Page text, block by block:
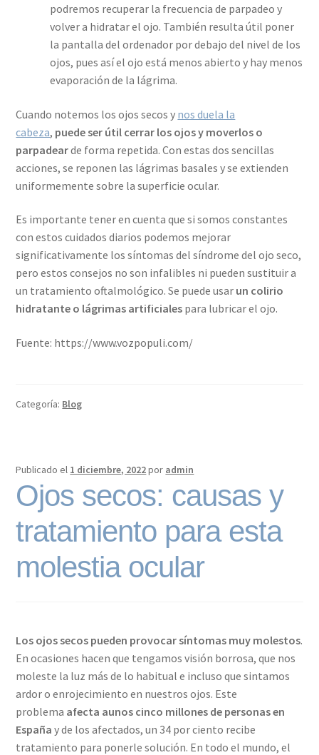
podremos recuperar la frecuencia de parpadeo y
volver a hidratar el ojo. También resulta útil poner
la pantalla del ordenador por debajo del nivel de los
ojos, pues así el ojo está menos abierto y hay menos
evaporación de la lágrima.
Cuando notemos los ojos secos y nos duela la
cabeza, puede ser útil cerrar los ojos y moverlos o
parpadearde forma repetida. Con estas dos sencillas
acciones, se reponen las lágrimas basales y se extienden
uniformemente sobre la superficie ocular.
Es importante tener en cuenta que si somos constantes
con estos cuidados diarios podemos mejorar
significativamente los síntomas del síndrome del ojo seco,
pero estos consejos no son infalibles ni pueden sustituir a
un tratamiento oftalmológico. Se puede usar un colirio
hidratante o lágrimas artificiales para lubricar el ojo.
Fuente: https://www.vozpopuli.com/
Categoría: Blog
Publicado el 1 diciembre, 2022por admin
Ojos secos: causas y
tratamiento para esta
molestia ocular
Los ojos secos pueden provocar síntomas muy molestos.
En ocasiones hacen que tengamos visión borrosa, que nos
moleste la luz más de lo habitual e incluso que sintamos
ardor o enrojecimiento en nuestros ojos. Este
problema afecta aunos cinco millones de personas en
España y de los afectados, un 34 por ciento recibe
tratamiento para ponerle solución. En todo el mundo, el